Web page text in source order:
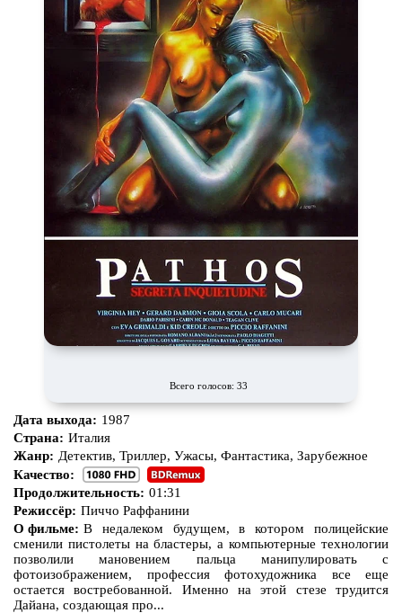
Всего голосов: 33
Дата выхода: 1987
Страна: Италия
Жанр: Детектив, Триллер, Ужасы, Фантастика, Зарубежное
Качество:
Продолжительность: 01:31
Режиссёр: Пиччо Раффанини
О фильме: В недалеком будущем, в котором полицейские
сменили пистолеты на бластеры, а компьютерные технологии
позволили мановением пальца манипулировать с
фотоизображением, профессия фотохудожника все еще
остается востребованной. Именно на этой стезе трудится
Дайана, создающая про...